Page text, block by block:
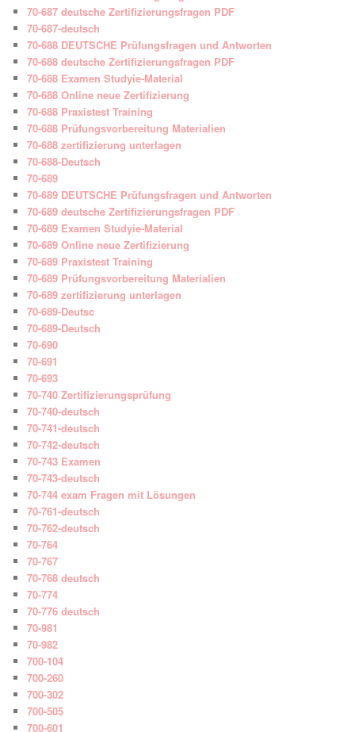
70-687 deutsche Zertifizierungsfragen PDF
70-687-deutsch
70-688 DEUTSCHE Prüfungsfragen und Antworten
70-688 deutsche Zertifizierungsfragen PDF
70-688 Examen Studyie-Material
70-688 Online neue Zertifizierung
70-688 Praxistest Training
70-688 Prüfungsvorbereitung Materialien
70-688 zertifizierung unterlagen
70-688-Deutsch
70-689
70-689 DEUTSCHE Prüfungsfragen und Antworten
70-689 deutsche Zertifizierungsfragen PDF
70-689 Examen Studyie-Material
70-689 Online neue Zertifizierung
70-689 Praxistest Training
70-689 Prüfungsvorbereitung Materialien
70-689 zertifizierung unterlagen
70-689-Deutsc
70-689-Deutsch
70-690
70-691
70-693
70-740 Zertifizierungsprüfung
70-740-deutsch
70-741-deutsch
70-742-deutsch
70-743 Examen
70-743-deutsch
70-744 exam Fragen mit Lösungen
70-761-deutsch
70-762-deutsch
70-764
70-767
70-768 deutsch
70-774
70-776 deutsch
70-981
70-982
700-104
700-260
700-302
700-505
700-601